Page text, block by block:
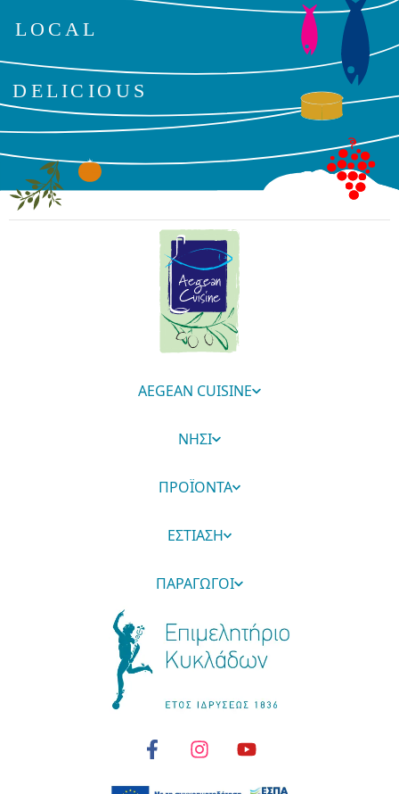
AEGEAN CUISINE
ΝΗΣΙ
ΠΡΟΪΟΝΤΑ
ΕΣΤΙΑΣΗ
ΠΑΡΑΓΩΓΟΙ